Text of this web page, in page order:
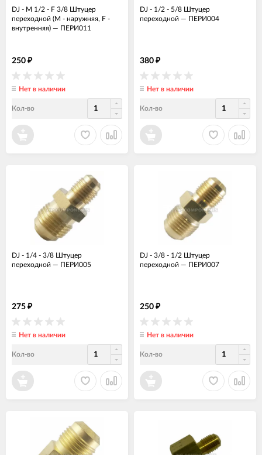
DJ - M 1/2 - F 3/8 Штуцер
переходной (М - наружняя, F -
внутренняя) — ПЕРИ011
250 ₽
Нет в наличии
Кол-во
DJ - 1/2 - 5/8 Штуцер
переходной — ПЕРИ004
380 ₽
Нет в наличии
Кол-во
DJ - 1/4 - 3/8 Штуцер
переходной — ПЕРИ005
275 ₽
Нет в наличии
Кол-во
DJ - 3/8 - 1/2 Штуцер
переходной — ПЕРИ007
250 ₽
Нет в наличии
Кол-во